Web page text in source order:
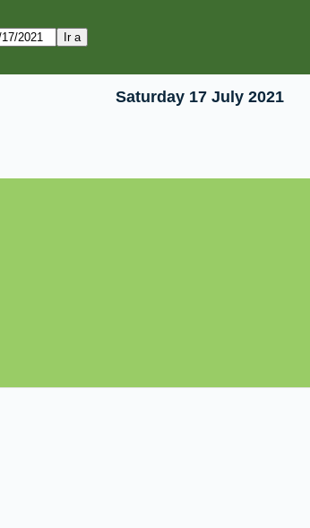
Saturday 17 July 2021